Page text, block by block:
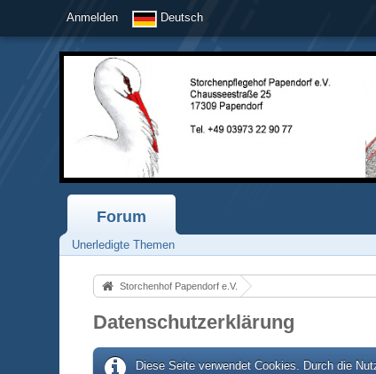
Anmelden Deutsch
Forum
Unerledigte Themen
Storchenhof Papendorf e.V.
Datenschutzerklärung
Diese Seite verwendet Cookies. Durch die